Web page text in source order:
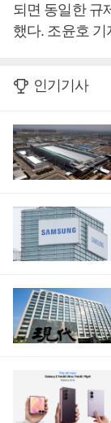
되면 동일한 규
했다. 조윤호 기
인기기사